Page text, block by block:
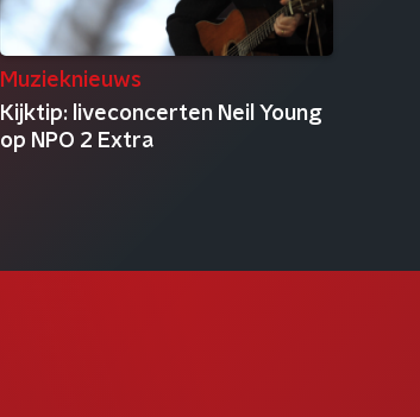
Muzieknieuws
Kijktip: liveconcerten Neil Young
op NPO 2 Extra